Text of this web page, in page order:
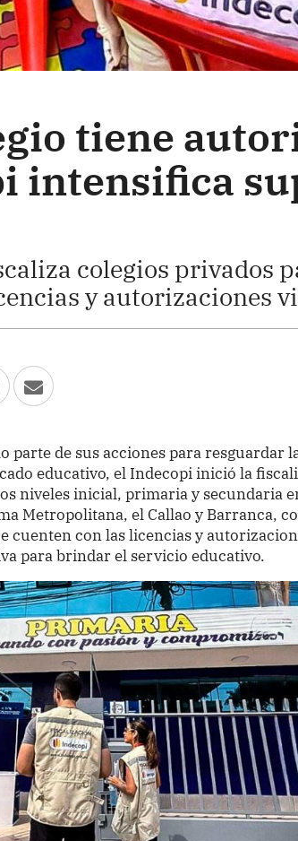
tiene
intensifica
colegios privados
y autorizaciones
parte de sus acciones para resguardar
educativo, el Indecopi inició la
niveles inicial, primaria y secundaria
Metropolitana, el Callao y Barranca,
cuenten con las licencias y
para brindar el servicio educativo.